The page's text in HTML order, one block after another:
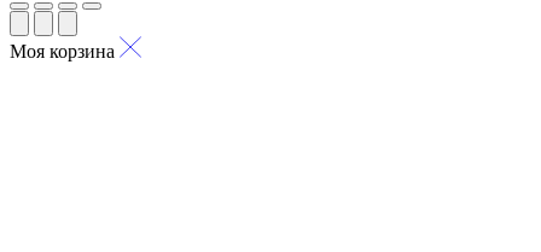
Моя корзина